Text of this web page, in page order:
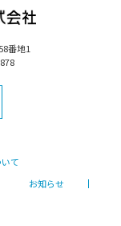
番地1
て
お知らせ